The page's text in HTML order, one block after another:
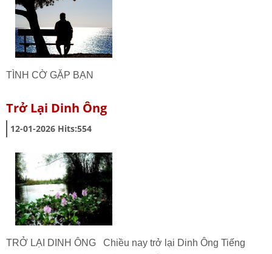
TÌNH CỜ GẶP BẠN
Trở Lại Dinh Ông
12-01-2026 Hits:554
TRỞ LẠI DINH ÔNG Chiều nay trở lại Dinh Ông Tiếng